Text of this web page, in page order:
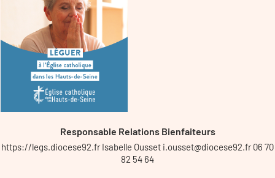
Responsable Relations Bienfaiteurs
https://legs.diocese92.fr Isabelle Ousset i.ousset@diocese92.fr 06 70
82 54 64